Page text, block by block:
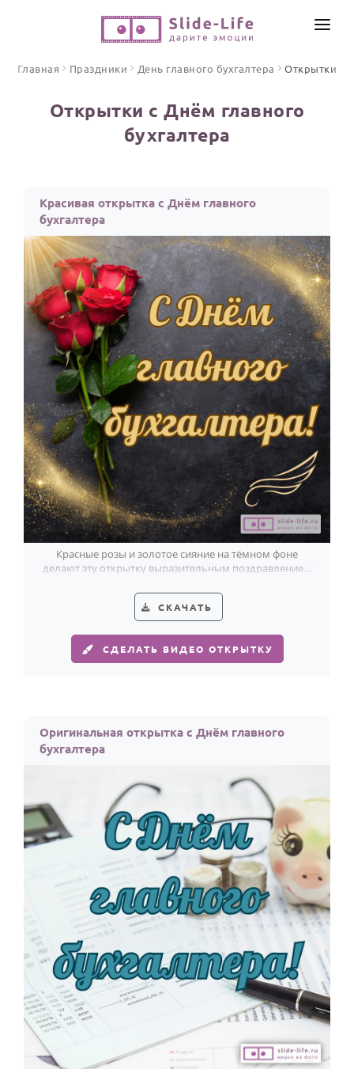
Открытки
Стихи и тексты
ПРАЗДНИКИ
С Днем рождения
Юбилей
Свадьба
Выпускной HOT
Календарь праздников
КОМУ
Женщине
Мужчине
Маме
Папе
Детям
Все родственники
ПЕРСОНАЛЬНЫЕ
Пожелания
ИНСТРУМЕНТЫ
ОТЗЫВЫ
Главная Праздники День главного бухгалтера Открытки
Открытки с Днём главного
бухгалтера
Красивая открытка с Днём главного
бухгалтера
Красные розы и золотое сияние на тёмном фоне
делают эту открытку выразительным поздравлением
СКАЧАТЬ
СДЕЛАТЬ ВИДЕО ОТКРЫТКУ
Оригинальная открытка с Днём главного
бухгалтера